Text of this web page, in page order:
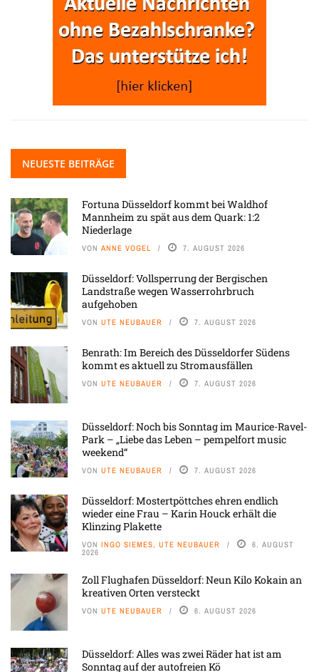
NEUESTE BEITRÄGE
Fortuna Düsseldorf kommt bei Waldhof
Mannheim zu spät aus dem Quark: 1:2
Niederlage
VON ANNE VOGEL 7. AUGUST 2026
Düsseldorf: Vollsperrung der Bergischen
Landstraße wegen Wasserrohrbruch
aufgehoben
VON UTE NEUBAUER 7. AUGUST 2026
Benrath: Im Bereich des Düsseldorfer Südens
kommt es aktuell zu Stromausfällen
VON UTE NEUBAUER 7. AUGUST 2026
Düsseldorf: Noch bis Sonntag im Maurice-Ravel-
Park – „Liebe das Leben – pempelfort music
weekend“
VON UTE NEUBAUER 7. AUGUST 2026
Düsseldorf: Mostertpöttches ehren endlich
wieder eine Frau – Karin Houck erhält die
Klinzing Plakette
VON INGO SIEMES, UTE NEUBAUER 6. AUGUST
2026
Zoll Flughafen Düsseldorf: Neun Kilo Kokain an
kreativen Orten versteckt
VON UTE NEUBAUER 6. AUGUST 2026
Düsseldorf: Alles was zwei Räder hat ist am
Sonntag auf der autofreien Kö